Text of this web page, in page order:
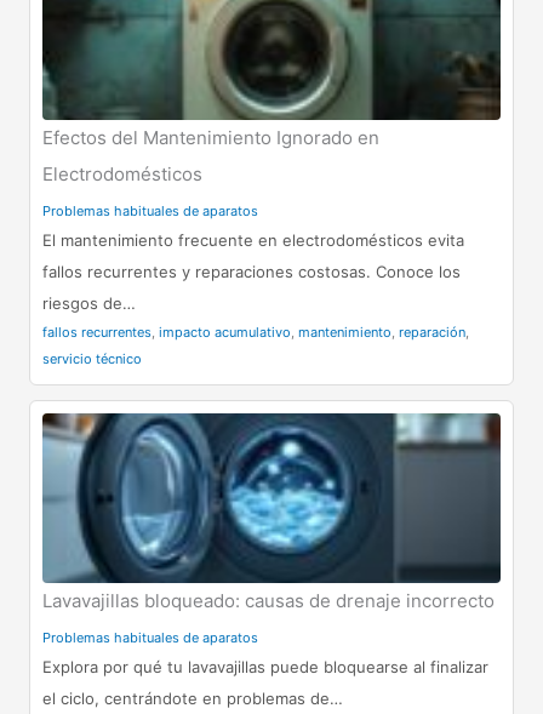
Efectos del Mantenimiento Ignorado en
Electrodomésticos
Problemas habituales de aparatos
El mantenimiento frecuente en electrodomésticos evita
fallos recurrentes y reparaciones costosas. Conoce los
riesgos de…
fallos recurrentes, impacto acumulativo, mantenimiento, reparación,
servicio técnico
Lavavajillas bloqueado: causas de drenaje incorrecto
Problemas habituales de aparatos
Explora por qué tu lavavajillas puede bloquearse al finalizar
el ciclo, centrándote en problemas de…